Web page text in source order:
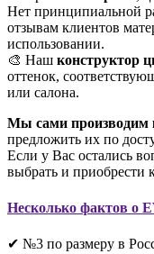
Нет принципиальной
отзывам клиентов
использовании.
🎨 Наш конструктор
оттенок,
или салона.
Мы сами производим
предложить их по
Если у Вас остались
выбрать и приобрести
Несколько фактов о
✔ №3 по размеру в